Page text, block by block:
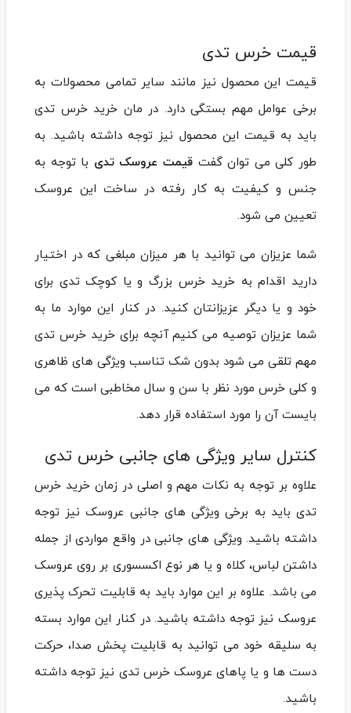
قیمت خرس تدی
قیمت این محصول نیز مانند سایر تمامی محصولات به
برخی عوامل مهم بستگی دارد. در مان خرید خرس تدی
باید به قیمت این محصول نیز توجه داشته باشید. به
طور کلی می توان گفت قیمت عروسک تدی با توجه به
جنس و کیفیت به کار رفته در ساخت این عروسک
تعیین می شود.
شما عزیزان می توانید با هر میزان مبلغی که در اختیار
دارید اقدام به خرید خرس بزرگ و یا کوچک تدی برای
خود و یا دیگر عزیزانتان کنید. در کنار این موارد ما به
شما عزیزان توصیه می کنیم آنچه برای خرید خرس تدی
مهم تلقی می شود بدون شک تناسب ویژگی های ظاهری
و کلی خرس مورد نظر با سن و سال مخاطبی است که می
بایست آن را مورد استفاده قرار دهد.
کنترل سایر ویژگی های جانبی خرس تدی
علاوه بر توجه به نکات مهم و اصلی در زمان خرید خرس
تدی باید به برخی ویژگی های جانبی عروسک نیز توجه
داشته باشید. ویژگی های جانبی در واقع مواردی از جمله
داشتن لباس، کلاه و یا هر نوع اکسسوری بر روی عروسک
می باشد. علاوه بر این موارد باید به قابلیت تحرک پذیری
عروسک نیز توجه داشته باشید. در کنار این موارد بسته
به سلیقه خود می توانید به قابلیت پخش صدا، حرکت
دست ها و یا پاهای عروسک خرس تدی نیز توجه داشته
باشید.